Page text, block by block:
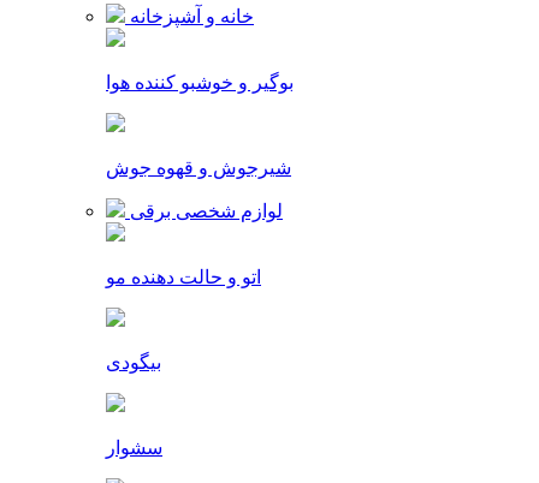
خانه و آشپزخانه
بوگیر و خوشبو کننده هوا
شیرجوش و قهوه جوش
لوازم شخصی برقی
اتو و حالت دهنده مو
بیگودی
سشوار